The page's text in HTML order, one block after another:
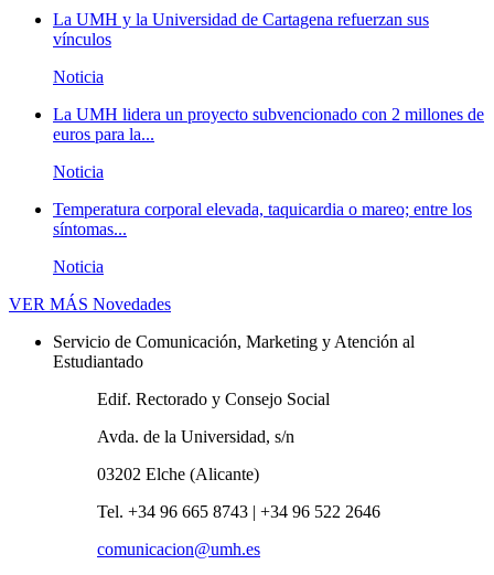
La UMH y la Universidad de Cartagena refuerzan sus
vínculos
Noticia
La UMH lidera un proyecto subvencionado con 2 millones de
euros para la...
Noticia
Temperatura corporal elevada, taquicardia o mareo; entre los
síntomas...
Noticia
VER MÁS Novedades
Servicio de Comunicación, Marketing y Atención al
Estudiantado
Edif. Rectorado y Consejo Social
Avda. de la Universidad, s/n
03202 Elche (Alicante)
Tel. +34 96 665 8743 | +34 96 522 2646
comunicacion@umh.es